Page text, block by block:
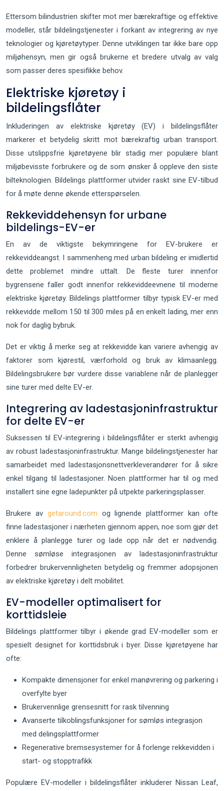
Ettersom bilindustrien skifter mot mer bærekraftige og effektive
modeller, står bildelingstjenester i forkant av integrering av nye
teknologier og kjøretøytyper. Denne utviklingen tar ikke bare opp
miljøhensyn, men gir også brukerne et bredere utvalg av valg
som passer deres spesifikke behov.
Elektriske kjøretøy i
bildelingsflåter
Inkluderingen av elektriske kjøretøy (EV) i bildelingsflåter
markerer et betydelig skritt mot bærekraftig urban transport.
Disse utslippsfrie kjøretøyene blir stadig mer populære blant
miljøbevisste forbrukere og de som ønsker å oppleve den siste
bilteknologien. Bildelings plattformer utvider raskt sine EV-tilbud
for å møte denne økende etterspørselen.
Rekkeviddehensyn for urbane
bildelings-EV-er
En av de viktigste bekymringene for EV-brukere er
rekkeviddeangst. I sammenheng med urban bildeling er imidlertid
dette problemet mindre uttalt. De fleste turer innenfor
bygrensene faller godt innenfor rekkeviddeevnene til moderne
elektriske kjøretøy. Bildelings plattformer tilbyr typisk EV-er med
rekkevidde mellom 150 til 300 miles på en enkelt lading, mer enn
nok for daglig bybruk.
Det er viktig å merke seg at rekkevidde kan variere avhengig av
faktorer som kjørestil, værforhold og bruk av klimaanlegg.
Bildelingsbrukere bør vurdere disse variablene når de planlegger
sine turer med delte EV-er.
Integrering av ladestasjoninfrastruktur
for delte EV-er
Suksessen til EV-integrering i bildelingsflåter er sterkt avhengig
av robust ladestasjoninfrastruktur. Mange bildelingstjenester har
samarbeidet med ladestasjonsnettverkleverandører for å sikre
enkel tilgang til ladestasjoner. Noen plattformer har til og med
installert sine egne ladepunkter på utpekte parkeringsplasser.
Brukere av getaround.com og lignende plattformer kan ofte
finne ladestasjoner i nærheten gjennom appen, noe som gjør det
enklere å planlegge turer og lade opp når det er nødvendig.
Denne sømløse integrasjonen av ladestasjoninfrastruktur
forbedrer brukervennligheten betydelig og fremmer adopsjonen
av elektriske kjøretøy i delt mobilitet.
EV-modeller optimalisert for
korttidsleie
Bildelings plattformer tilbyr i økende grad EV-modeller som er
spesielt designet for korttidsbruk i byer. Disse kjøretøyene har
ofte:
Kompakte dimensjoner for enkel manøvrering og parkering i
overfylte byer
Brukervennlige grensesnitt for rask tilvenning
Avanserte tilkoblingsfunksjoner for sømløs integrasjon
med delingsplattformer
Regenerative bremsesystemer for å forlenge rekkevidden i
start- og stopptrafikk
Populære EV-modeller i bildelingsflåter inkluderer Nissan Leaf,